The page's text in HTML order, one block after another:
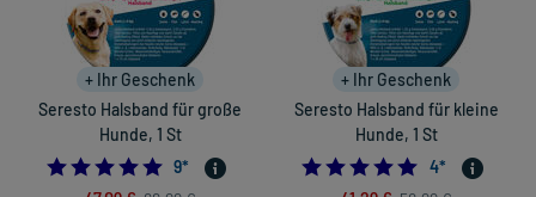
+ Ihr Geschenk
Seresto Halsband für große
Hunde, 1 St
5.0
9*
+ Ihr Geschenk
Seresto Halsband für kleine
Hunde, 1 St
5.0
4*